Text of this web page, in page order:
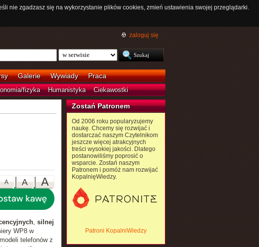
nie zgadzasz się na wykorzystanie plików cookies, zmień ustawienia swojej przeglądarki.
zaloguj się
Galerie Wywiady Praca
fizyka Humanistyka Ciekawostki
A
A
A
, silnej
WP8 w
telefonów z
Zostań Patronem
Od 2006 roku popularyzujemy
naukę. Chcemy się rozwijać i
dostarczać naszym Czytelnikom
jeszcze więcej atrakcyjnych
treści wysokiej jakości. Dlatego
postanowiliśmy poprosić o
wsparcie. Zostań naszym
Patronem i pomóż nam rozwijać
KopalnięWiedzy.
Patroni KopalniWiedzy